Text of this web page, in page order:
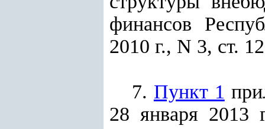
финансов
2010 г., N 3, ст.
7. Пункт 1
28 января 2013